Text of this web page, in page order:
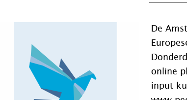
De
online
input